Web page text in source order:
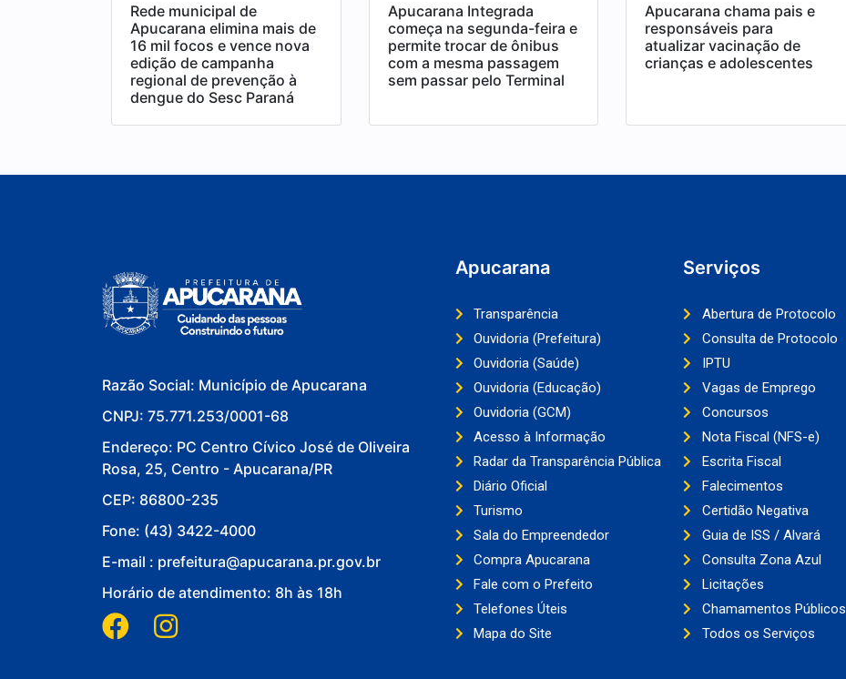
Rede municipal de
Apucarana elimina mais de
16 mil focos e vence nova
edição de campanha
regional de prevenção à
dengue do Sesc Paraná
Apucarana Integrada
começa na segunda-feira e
permite trocar de ônibus
com a mesma passagem
sem passar pelo Terminal
Apucarana chama pais e
responsáveis para
atualizar vacinação de
crianças e adolescentes
Razão Social: Município de Apucarana
CNPJ: 75.771.253/0001-68
Endereço: PC Centro Cívico José de Oliveira
Rosa, 25, Centro - Apucarana/PR
CEP: 86800-235
Fone: (43) 3422-4000
E-mail : prefeitura@apucarana.pr.gov.br
Horário de atendimento: 8h às 18h
Apucarana
Transparência
Ouvidoria (Prefeitura)
Ouvidoria (Saúde)
Ouvidoria (Educação)
Ouvidoria (GCM)
Acesso à Informação
Radar da Transparência Pública
Diário Oficial
Turismo
Sala do Empreendedor
Compra Apucarana
Fale com o Prefeito
Telefones Úteis
Mapa do Site
Serviços
Abertura de Protocolo
Consulta de Protocolo
IPTU
Vagas de Emprego
Concursos
Nota Fiscal (NFS-e)
Escrita Fiscal
Falecimentos
Certidão Negativa
Guia de ISS / Alvará
Consulta Zona Azul
Licitações
Chamamentos Públicos
Todos os Serviços